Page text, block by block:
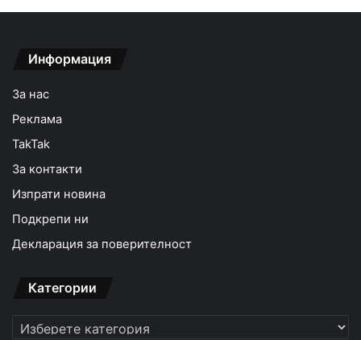
Информация
За нас
Реклама
TakTak
За контакти
Изпрати новина
Подкрепи ни
Декларация за поверителност
Категории
Категории